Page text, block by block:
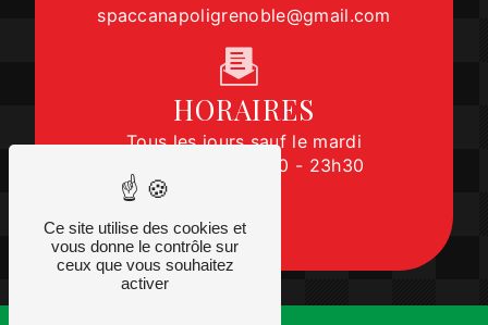
spaccanapoligrenoble@gmail.com
HORAIRES
Tous les jours sauf le mardi
11h - 14h45 | 17h30 - 23h30
Ce site utilise des cookies et
vous donne le contrôle sur
ceux que vous souhaitez
activer